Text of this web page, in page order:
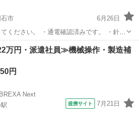
市
6月26日
認済みです。 ・針の
現状品の意味を理解した
上、ご購入お願いします。 ・予備品そのまま残っています。
電 ジューキ
万円・派遣社員≫機械操作・製造補
円
Next
提携サイト 7月21日